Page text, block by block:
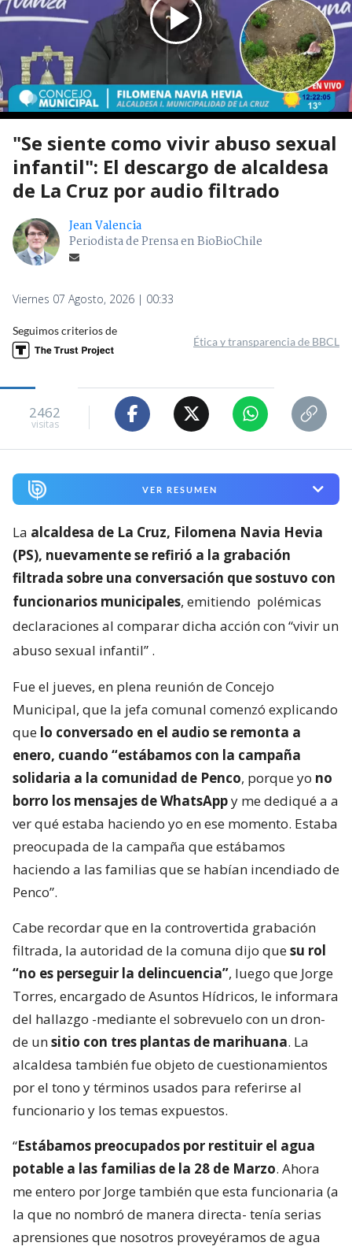
"Se siente como vivir abuso sexual
infantil": El descargo de alcaldesa
de La Cruz por audio filtrado
Jean Valencia
Periodista de Prensa en BioBioChile
Viernes 07 Agosto, 2026 | 00:33
Seguimos criterios de
Ética y transparencia de BBCL
2462
visitas
VER RESUMEN
La alcaldesa de La Cruz, Filomena Navia Hevia
(PS), nuevamente se refirió a la grabación
filtrada sobre una conversación que sostuvo con
funcionarios municipales, emitiendo polémicas
declaraciones al comparar dicha acción con “vivir un
abuso sexual infantil” .
Fue el jueves, en plena reunión de Concejo
Municipal, que la jefa comunal comenzó explicando
que lo conversado en el audio se remonta a
enero, cuando “estábamos con la campaña
solidaria a la comunidad de Penco, porque yo no
borro los mensajes de WhatsAppy me dediqué a a
ver qué estaba haciendo yo en ese momento. Estaba
preocupada de la campaña que estábamos
haciendo a las familias que se habían incendiado de
Penco”.
Cabe recordar que en la controvertida grabación
filtrada, la autoridad de la comuna dijo quesu rol
“no es perseguir la delincuencia”, luego que Jorge
Torres, encargado de Asuntos Hídricos, le informara
del hallazgo -mediante el sobrevuelo con un dron-
de unsitio con tres plantas de marihuana. La
alcaldesa también fue objeto de cuestionamientos
por el tono y términos usados para referirse al
funcionario y los temas expuestos.
“Estábamos preocupados por restituir el agua
potable a las familias de la 28 de Marzo. Ahora
me entero por Jorge también que esta funcionaria (a
la que no nombró de manera directa- tenía serias
aprensiones que nosotros proveyéramos de agua